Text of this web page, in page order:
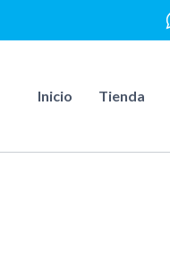
Inicio Tienda